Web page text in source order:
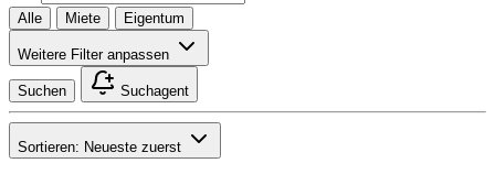
Alle Miete Eigentum
Weitere Filter anpassen
Suchen Suchagent
Sortieren: Neueste zuerst